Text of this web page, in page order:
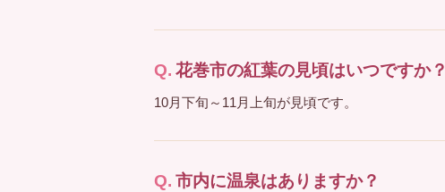
花巻市の紅葉の見頃はいつですか？
10月下旬～11月上旬が見頃です。
市内に温泉はありますか？